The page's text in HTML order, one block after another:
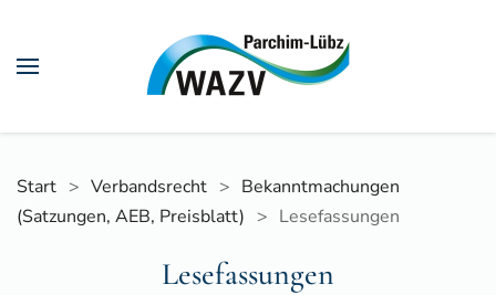
Skip to main content
Start Verbandsrecht
Bekanntmachungen
(Satzungen, AEB, Preisblatt)
Lesefassungen
Lesefassungen